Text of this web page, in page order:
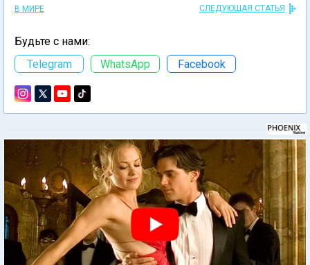
В МИРЕ СЛЕДУЮЩАЯ СТАТЬЯ
Будьте с нами:
Telegram
WhatsApp Facebook